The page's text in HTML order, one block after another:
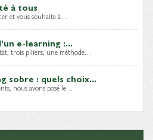
à tous
et vous souhaite à…
e-learning :...
trois piliers, une méthode…
sobre : quels choix...
nous avons posé le…